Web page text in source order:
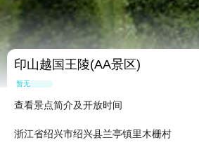
印山越国王陵(AA景区)
暂无点评
查看景点简介及开放时间
浙江省绍兴市绍兴县兰亭镇里木栅村